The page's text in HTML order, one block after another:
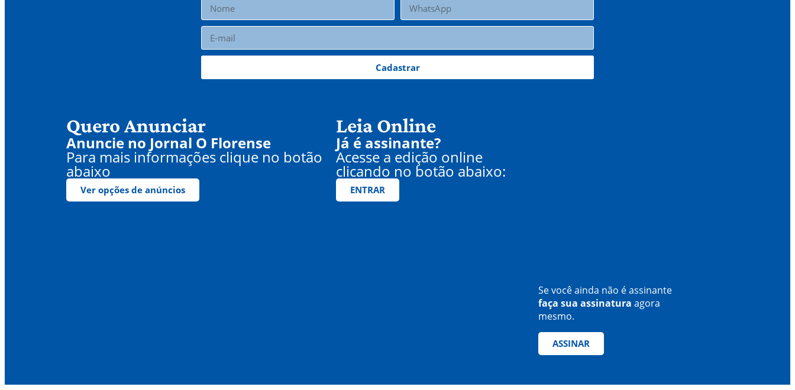
Cadastrar
Quero Anunciar
Anuncie no Jornal O Florense
Para mais informações clique no botão
abaixo
Ver opções de anúncios
Leia Online
Já é assinante?
Acesse a edição online
clicando no botão abaixo:
ENTRAR
Se você ainda não é assinante
faça sua assinatura agora
mesmo.
ASSINAR